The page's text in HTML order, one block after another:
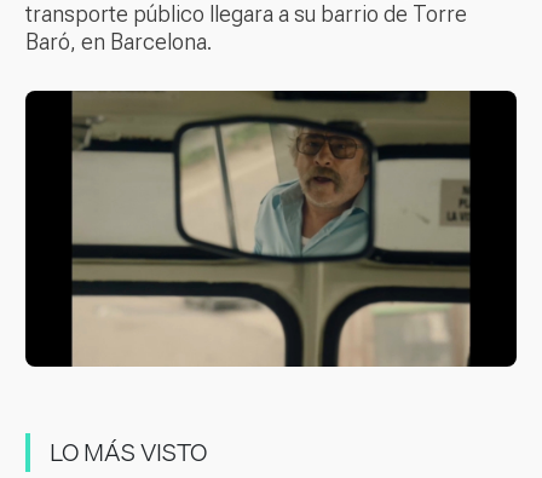
transporte público llegara a su barrio de Torre
Baró, en Barcelona.
LO MÁS VISTO